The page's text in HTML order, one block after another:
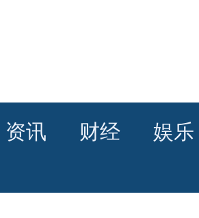
资讯 财经 娱乐